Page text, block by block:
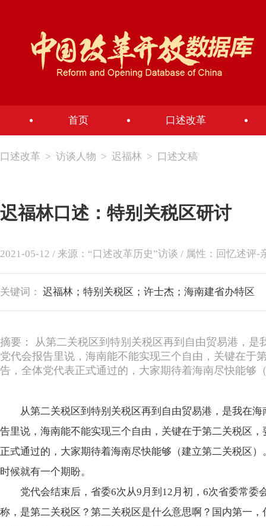
首页 口述改革
口述改革 > 访谈人物 > 迟福林 > 口述文稿
迟福林口述：特别关税区研讨
2021-05-12 / 来源：“口述改革历史”访谈 / 属性：回忆述评-
关键词： 迟福林；特别关税区；许士杰；海南建省办特区
摘要： 从第二关税区到特别关税区再到自由贸易港，
党代会报告里说，海南能不能实现三个自由，关键在于
告，全体党代表正式通过的，大家期待着海南尽快能够
从第二关税区到特别关税区再到自由贸易港，是我在
告里说，海南能不能实现三个自由，关键在于第二关税区
正式通过的，大家期待着海南尽快能够（建立第二关税区
时候就有一个期盼。
党代会结束后，省委6次从9月到12月初，6次省委常
称，是第二关税区？第二关税区是什么意思啊？国内第一